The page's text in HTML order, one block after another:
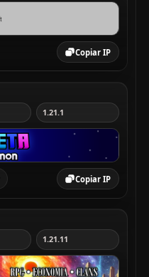
Copiar IP
Copiar IP
1.21.1
1.21.11